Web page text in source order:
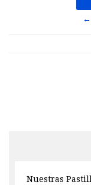
Nuestras